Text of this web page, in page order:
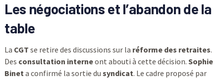
Les négociations et l’abandon de la
table
La CGT se retire des discussions sur la réforme des retraites.
Des consultation interneont abouti à cette décision. Sophie
Bineta confirmé la sortie du syndicat. Le cadre proposé par